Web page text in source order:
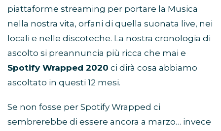
piattaforme streaming per portare la Musica
nella nostra vita, orfani di quella suonata live, nei
locali e nelle discoteche. La nostra cronologia di
ascolto si preannuncia più ricca che mai e
Spotify Wrapped 2020 ci dirà cosa abbiamo
ascoltato in questi 12 mesi.
Se non fosse per Spotify Wrapped ci
sembrerebbe di essere ancora a marzo… invece